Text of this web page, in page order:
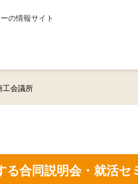
の情報サイト
工会議所
る合同説明会・就活セ